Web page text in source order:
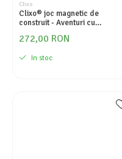
Clixo
Clixo® joc magnetic de
construit - Aventuri cu
272,00 RON
In stoc